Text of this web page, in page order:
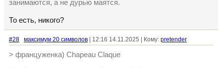
занимаются, а не дурью маятся.
То есть, никого?
#28 максимум 20 символов | 12:16 14.11.2025 | Кому: pretender
> француженка) Chapeau Claque